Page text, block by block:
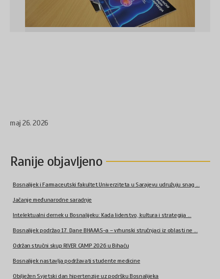
maj 26. 2026
Ranije objavljeno
Bosnalijek i Farmaceutski fakultet Univerziteta u Sarajevu udružuju snag ...
Jačanje međunarodne saradnje
Intelektualni dernek u Bosnalijeku: Kada liderstvo, kultura i strategija ...
Bosnalijek podržao 17. Dane BHAAAS-a – vrhunski stručnjaci iz oblasti ne ...
Održan stručni skup RIVER CAMP 2026 u Bihaću
Bosnalijek nastavlja podržavati studente medicine
Obilježen Svjetski dan hipertenzije uz podršku Bosnalijeka